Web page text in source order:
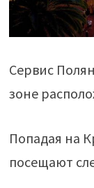
Сервис
зоне
Попадая на
посещают